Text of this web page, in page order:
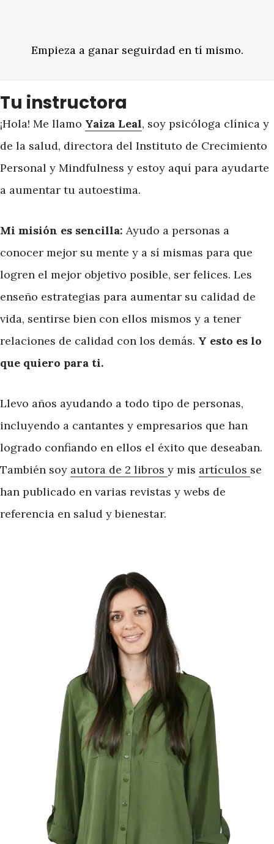
Empieza a ganar seguirdad en tí mismo.
Tu instructora
¡Hola! Me llamo Yaiza Leal, soy psicóloga clínica y
de la salud, directora del Instituto de Crecimiento
Personal y Mindfulness y estoy aquí para ayudarte
a aumentar tu autoestima.
Mi misión es sencilla: Ayudo a personas a
conocer mejor su mente y a sí mismas para que
logren el mejor objetivo posible, ser felices. Les
enseño estrategias para aumentar su calidad de
vida, sentirse bien con ellos mismos y a tener
relaciones de calidad con los demás. Y esto es lo
que quiero para ti.
Llevo años ayudando a todo tipo de personas,
incluyendo a cantantes y empresarios que han
logrado confiando en ellos el éxito que deseaban.
También soy autora de 2 libros y mis artículos se
han publicado en varias revistas y webs de
referencia en salud y bienestar.